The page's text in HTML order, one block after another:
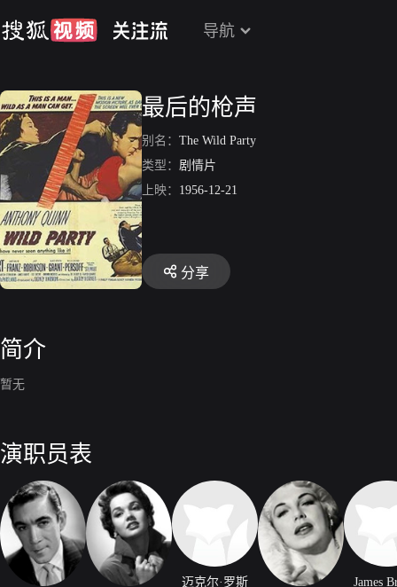
导航
最后的枪声
别名： The Wild Party
类型： 剧情片
上映： 1956-12-21
分享
简介
暂无
演职员表
迈克尔·罗斯
James